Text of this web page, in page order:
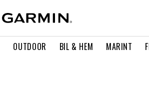
OUTDOOR BIL & HEM MARINT